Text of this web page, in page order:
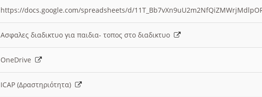
https://docs.google.com/spreadsheets/d/
Ασφαλες διαδικτυο για παιδια- τοπος στο διαδικτυο
OneDrive
ICAP (Δραστηριότητα)